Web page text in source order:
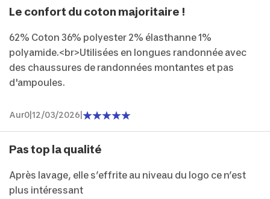
Le confort du coton majoritaire !
62% Coton 36% polyester 2% élasthanne 1%
polyamide.<br>Utilisées en longues randonnée avec
des chaussures de randonnées montantes et pas
d'ampoules.
Aur0 12/03/2026
Pas top la qualité
Après lavage, elle s’effrite au niveau du logo ce n’est
plus intéressant